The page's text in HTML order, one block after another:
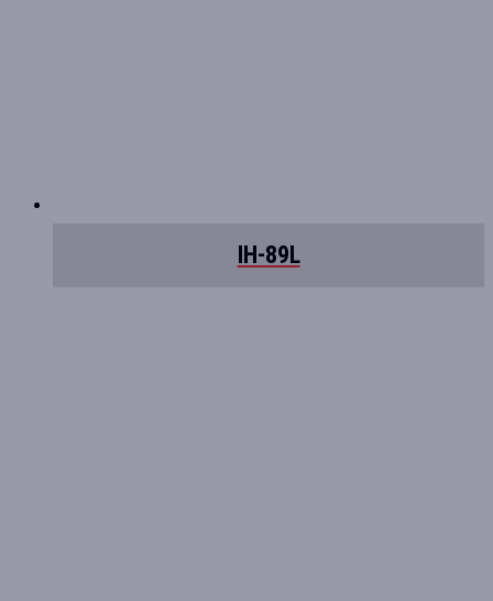
IH-89L